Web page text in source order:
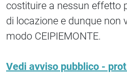
costituire a nessun effetto
di locazione e dunque non
modo CEIPIEMONTE.
Vedi avviso pubblico -